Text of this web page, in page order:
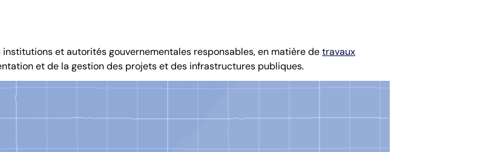
institutions et autorités gouvernementales responsables, en matière detravaux
et de la gestion des projets et des infrastructures publiques.